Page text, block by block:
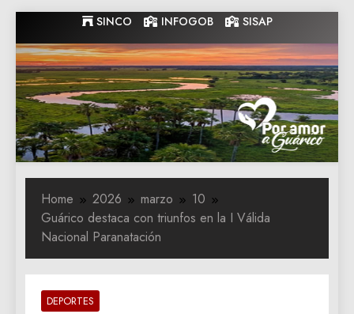
to
content
SINCO INFOGOB SISAP
Gobernacion
de Guarico
Gobernacion de Guarico
Home 2026 marzo
10
Guárico destaca con triunfos en la I Válida
Nacional Paranatación
DEPORTES